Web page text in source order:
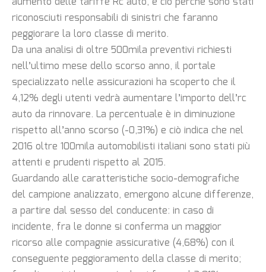
riconosciuti responsabili di sinistri che faranno
peggiorare la loro classe di merito.
Da una analisi di oltre 500mila preventivi richiesti
nell’ultimo mese dello scorso anno, il portale
specializzato nelle assicurazioni ha scoperto che il
4,12% degli utenti vedrà aumentare l’importo dell’rc
auto da rinnovare. La percentuale è in diminuzione
rispetto all’anno scorso (-0,31%) e ciò indica che nel
2016 oltre 100mila automobilisti italiani sono stati più
attenti e prudenti rispetto al 2015.
Guardando alle caratteristiche socio-demografiche
del campione analizzato, emergono alcune differenze,
a partire dal sesso del conducente: in caso di
incidente, fra le donne si conferma un maggior
ricorso alle compagnie assicurative (4,68%) con il
conseguente peggioramento della classe di merito;